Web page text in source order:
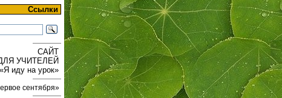
Ссылки
САЙТ
УЧИТЕЛЕЙ
«Я иду на урок»
сентября»